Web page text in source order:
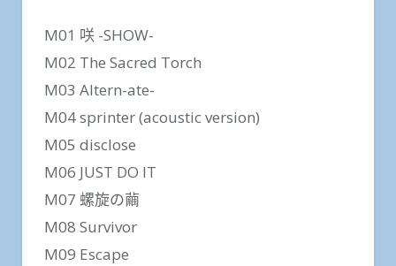
M01 咲 -SHOW-
M02 The Sacred Torch
M03 Altern-ate-
M04 sprinter (acoustic version)
M05 disclose
M06 JUST DO IT
M07 螺旋の繭
M08 Survivor
M09 Escape